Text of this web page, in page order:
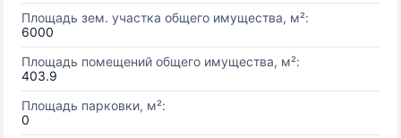
Площадь зем. участка общего имущества, м²:
6000
Площадь помещений общего имущества, м²:
403.9
Площадь парковки, м²:
0